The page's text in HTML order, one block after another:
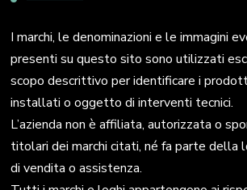
I marchi, le denominazioni e le immagini
presenti su questo sito sono utilizzati
scopo descrittivo per identificare i
installati o oggetto di interventi tecnici.
L’azienda non è affiliata, autorizzata o
titolari dei marchi citati, né fa parte della
di vendita o assistenza.